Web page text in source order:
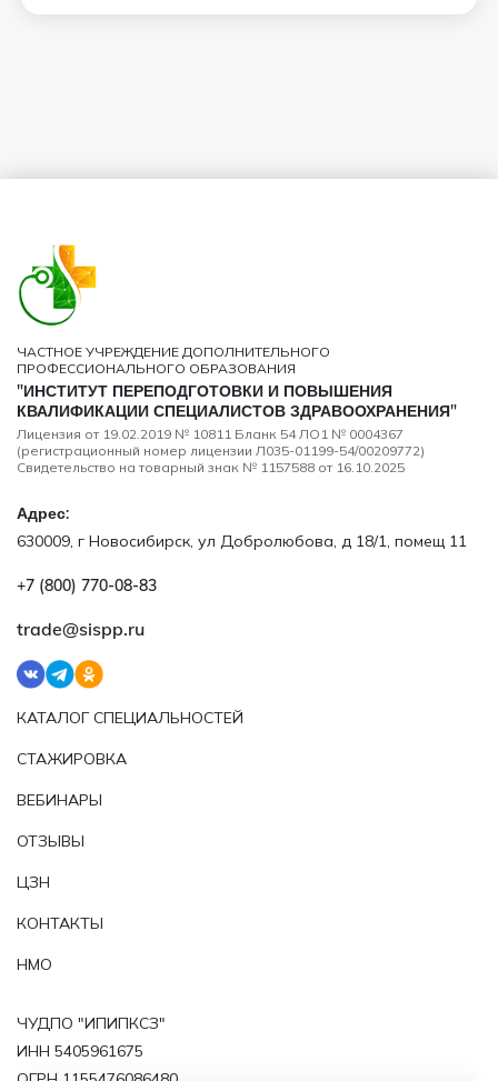
ЧАСТНОЕ УЧРЕЖДЕНИЕ ДОПОЛНИТЕЛЬНОГО
ПРОФЕССИОНАЛЬНОГО ОБРАЗОВАНИЯ
"ИНСТИТУТ ПЕРЕПОДГОТОВКИ И ПОВЫШЕНИЯ
КВАЛИФИКАЦИИ СПЕЦИАЛИСТОВ ЗДРАВООХРАНЕНИЯ"
Лицензия от 19.02.2019 № 10811 Бланк 54 ЛО1 № 0004367
(регистрационный номер лицензии Л035-01199-54/00209772)
Свидетельство на товарный знак № 1157588 от 16.10.2025
Адрес:
630009, г Новосибирск, ул Добролюбова, д 18/1, помещ 11
+7 (800) 770‑08‑83
trade@sispp.ru
КАТАЛОГ СПЕЦИАЛЬНОСТЕЙ
СТАЖИРОВКА
ВЕБИНАРЫ
ОТЗЫВЫ
ЦЗН
КОНТАКТЫ
НМО
ЧУДПО "ИПИПКСЗ"
ИНН 5405961675